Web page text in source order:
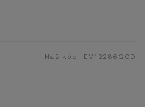
Náš kód: EM12286GOD